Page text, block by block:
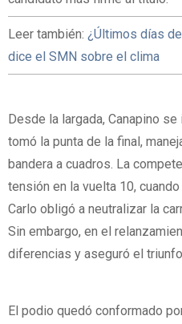
Leer también: ¿Últimos días
dice el SMN sobre el clima
Desde la largada, Canapino
tomó la punta de la final,
bandera a cuadros. La
tensión en la vuelta 10,
Carlo obligó a neutralizar la
Sin embargo, en el
diferencias y aseguró el
El podio quedó conformado